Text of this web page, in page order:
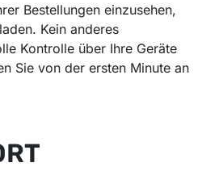
Bestellungen einzusehen,
Kein anderes
Kontrolle über Ihre Geräte
Sie von der ersten Minute an